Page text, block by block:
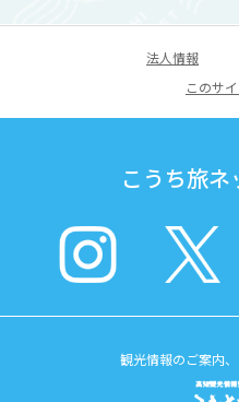
法人情報
このサ
こうち旅
観光情報のご案内